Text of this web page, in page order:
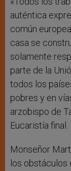
auténtica
común
casa se
solamente
parte de la
todos los
pobres y en
arzobispo de
Eucaristía final.
Monseñor
los